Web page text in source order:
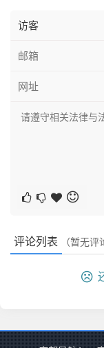
评论列表 （暂无评